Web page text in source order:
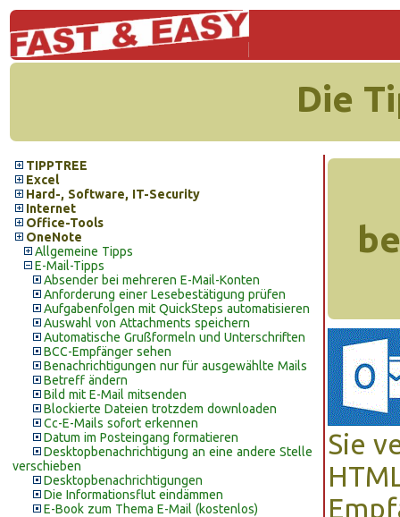
Die
TIPPTREE
Excel
Hard-, Software, IT-Security
Internet
Office-Tools
OneNote
Allgemeine Tipps
E-Mail-Tipps
Absender bei mehreren E-Mail-Konten
Anforderung einer Lesebestätigung prüfen
Aufgabenfolgen mit QuickSteps automatisieren
Auswahl von Attachments speichern
Automatische Grußformeln und Unterschriften
BCC-Empfänger sehen
Benachrichtigungen nur für ausgewählte Mails
Betreff ändern
Bild mit E-Mail mitsenden
Blockierte Dateien trotzdem downloaden
Cc-E-Mails sofort erkennen
Datum im Posteingang formatieren
Desktopbenachrichtigung an eine andere Stelle
verschieben
Desktopbenachrichtigungen
Die Informationsflut eindämmen
E-Book zum Thema E-Mail (kostenlos)
Sie